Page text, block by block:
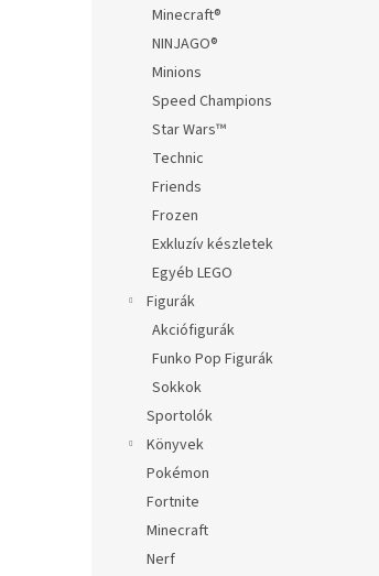
Minecraft®
NINJAGO®
Minions
Speed Champions
Star Wars™
Technic
Friends
Frozen
Exkluzív készletek
Egyéb LEGO
Figurák
Akciófigurák
Funko Pop Figurák
Sokkok
Sportolók
Könyvek
Pokémon
Fortnite
Minecraft
Nerf